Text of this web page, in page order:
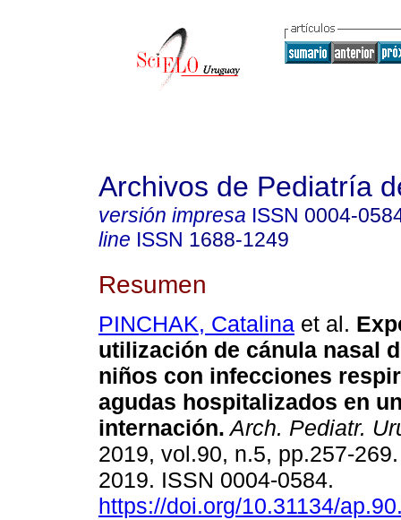
Archivos de Pediatría
versión impresa ISSN 0004-
line ISSN 1688-1249
Resumen
PINCHAK, Catalina et al.
utilización de cánula nasal
niños con infecciones
agudas hospitalizados en
internación. Arch. Pediatr.
2019, vol.90, n.5, pp.257-
2019. ISSN 0004-0584.
https://doi.org/10.31134/